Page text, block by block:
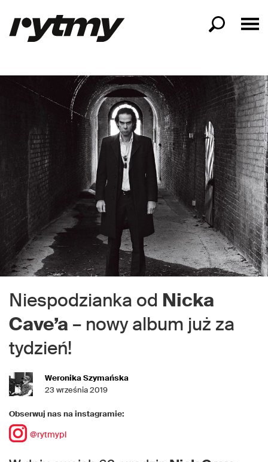
Niespodzianka od Nicka
Cave’a – nowy album już za
tydzień!
Weronika Szymańska
23 września 2019
Obserwuj nas na instagramie:
@rytmypl